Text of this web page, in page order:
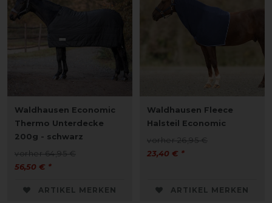
Waldhausen Economic
Thermo Unterdecke
200g - schwarz
vorher 64,95 €
56,50 € *
ARTIKEL MERKEN
Waldhausen Fleece
Halsteil Economic
vorher 26,95 €
23,40 € *
ARTIKEL MERKEN